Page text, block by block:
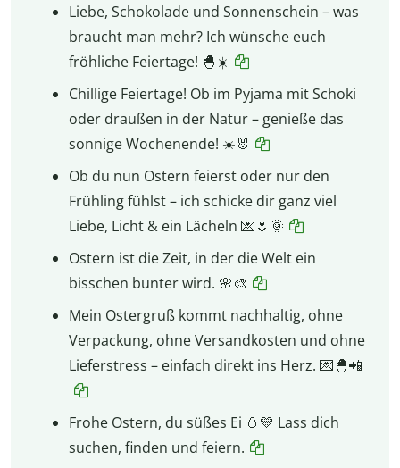
Liebe, Schokolade und Sonnenschein – was
braucht man mehr? Ich wünsche euch
fröhliche Feiertage! 🐣☀️
Chillige Feiertage! Ob im Pyjama mit Schoki
oder draußen in der Natur – genieße das
sonnige Wochenende! ☀️🐰
Ob du nun Ostern feierst oder nur den
Frühling fühlst – ich schicke dir ganz viel
Liebe, Licht & ein Lächeln 💌🌷🌞
Ostern ist die Zeit, in der die Welt ein
bisschen bunter wird. 🌸🎨
Mein Ostergruß kommt nachhaltig, ohne
Verpackung, ohne Versandkosten und ohne
Lieferstress – einfach direkt ins Herz. 💌🐣📲
Frohe Ostern, du süßes Ei 🥚💛 Lass dich
suchen, finden und feiern.